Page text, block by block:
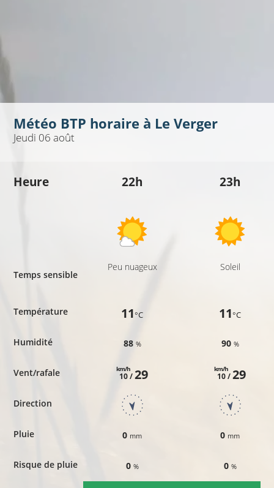
Météo BTP horaire à Le Verger
Jeudi 06 août
Heure
Temps sensible
Température
Humidité
Vent/rafale
Direction
Pluie
Risque de pluie
22h
Peu nuageux
11°C
88 %
10 /
km/h 29
0 mm
0 %
23h
Soleil
11°C
90 %
10 /
km/h 29
0 mm
0 %